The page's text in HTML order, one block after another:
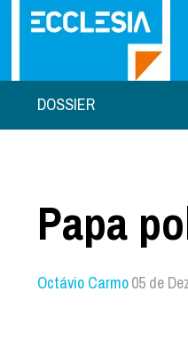
DOSSIER
Papa
Octávio Carmo05 de